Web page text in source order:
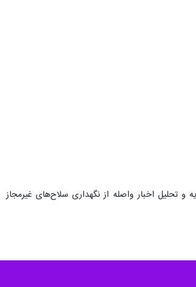
و تحلیل اخبار واصله از نگهداری سلاح‌های غیرمجاز